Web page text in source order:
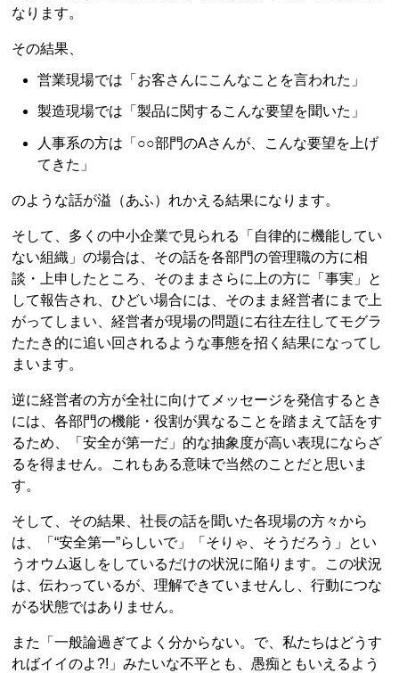
なります。
その結果、
営業現場では「お客さんにこんなことを言われた」
製造現場では「製品に関するこんな要望を聞いた」
人事系の方は「○○部門のAさんが、こんな要望を上げ
てきた」
のような話が溢（あふ）れかえる結果になります。
そして、多くの中小企業で見られる「自律的に機能してい
ない組織」の場合は、その話を各部門の管理職の方に相
談・上申したところ、そのままさらに上の方に「事実」と
して報告され、ひどい場合には、そのまま経営者にまで上
がってしまい、経営者が現場の問題に右往左往してモグラ
たたき的に追い回されるような事態を招く結果になってし
まいます。
逆に経営者の方が全社に向けてメッセージを発信するとき
には、各部門の機能・役割が異なることを踏まえて話をす
るため、「安全が第一だ」的な抽象度が高い表現にならざ
るを得ません。これもある意味で当然のことだと思いま
す。
そして、その結果、社長の話を聞いた各現場の方々から
は、「“安全第一”らしいで」「そりゃ、そうだろう」とい
うオウム返しをしているだけの状況に陥ります。この状況
は、伝わっているが、理解できていませんし、行動につな
がる状態ではありません。
また「一般論過ぎてよく分からない。で、私たちはどうす
ればイイのよ?!」みたいな不平とも、愚痴ともいえるよう